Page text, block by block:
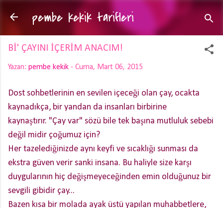
Ana içeriğe atla
pembe kekik tarifleri
Bİ' ÇAYINI İÇERİM ANACIM!
Yazan: pembe kekik - Cuma, Mart 06, 2015
Dost sohbetlerinin en sevilen içeceği olan çay, ocakta
kaynadıkça, bir yandan da insanları birbirine
kaynaştırır. "Çay var" sözü bile tek başına mutluluk sebebi
değil midir çoğumuz için?
Her tazelediğinizde aynı keyfi ve sıcaklığı sunması da
ekstra güven verir sanki insana. Bu haliyle size karşı
duygularının hiç değişmeyeceğinden emin olduğunuz bir
sevgili gibidir çay...
Bazen kısa bir molada ayak üstü yapılan muhabbetlere,